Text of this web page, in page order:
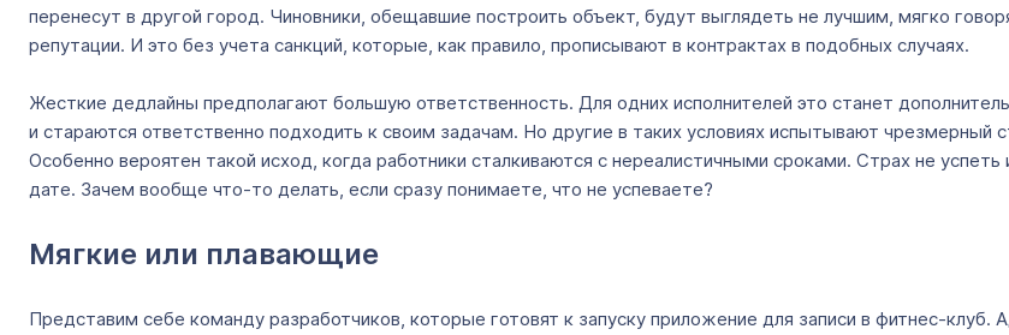
перенесут в другой город. Чиновники, обещавшие построить объект, будут выглядеть не лучшим, мягко
репутации. И это без учета санкций, которые, как правило, прописывают в контрактах в подобных случаях.
Жесткие дедлайны предполагают большую ответственность. Для одних исполнителей это станет
и стараются ответственно подходить к своим задачам. Но другие в таких условиях испытывают
Особенно вероятен такой исход, когда работники сталкиваются с нереалистичными сроками. Страх не
дате. Зачем вообще что-то делать, если сразу понимаете, что не успеваете?
Мягкие или плавающие
Представим себе команду разработчиков, которые готовят к запуску приложение для записи в фитнес-